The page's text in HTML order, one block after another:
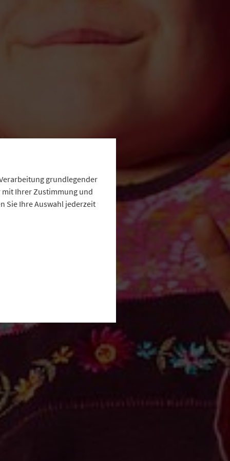
grundlegender
mit Ihrer Zustimmung und
Sie Ihre Auswahl jederzeit